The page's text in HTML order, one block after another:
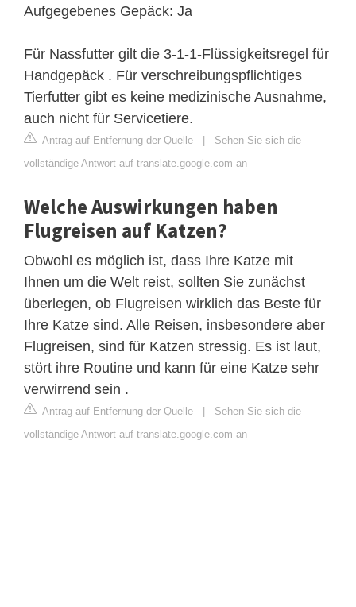
Aufgegebenes Gepäck: Ja
Für Nassfutter gilt die 3-1-1-Flüssigkeitsregel für
Handgepäck . Für verschreibungspflichtiges
Tierfutter gibt es keine medizinische Ausnahme,
auch nicht für Servicetiere.
Antrag auf Entfernung der Quelle | Sehen Sie sich die
vollständige Antwort auf translate.google.com an
Welche Auswirkungen haben
Flugreisen auf Katzen?
Obwohl es möglich ist, dass Ihre Katze mit
Ihnen um die Welt reist, sollten Sie zunächst
überlegen, ob Flugreisen wirklich das Beste für
Ihre Katze sind. Alle Reisen, insbesondere aber
Flugreisen, sind für Katzen stressig. Es ist laut,
stört ihre Routine und kann für eine Katze sehr
verwirrend sein .
Antrag auf Entfernung der Quelle | Sehen Sie sich die
vollständige Antwort auf translate.google.com an